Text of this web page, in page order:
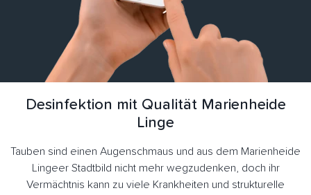
Desinfektion mit Qualität Marienheide
Linge
Tauben sind einen Augenschmaus und aus dem Marienheide
Lingeer Stadtbild nicht mehr wegzudenken, doch ihr
Vermächtnis kann zu viele Krankheiten und strukturelle